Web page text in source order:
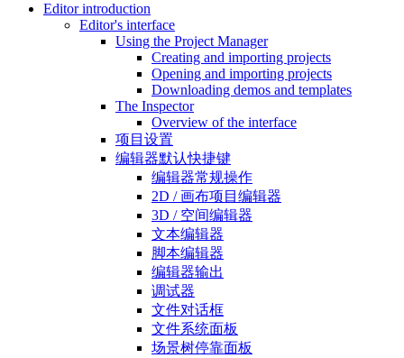
Editor introduction
Editor's interface
Using the Project Manager
Creating and importing projects
Opening and importing projects
Downloading demos and templates
The Inspector
Overview of the interface
项目设置
编辑器默认快捷键
编辑器常规操作
2D / 画布项目编辑器
3D / 空间编辑器
文本编辑器
脚本编辑器
编辑器输出
调试器
文件对话框
文件系统面板
场景树停靠面板